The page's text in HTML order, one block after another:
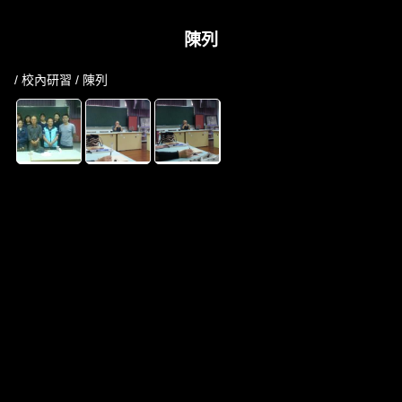
陳列
/ 校內研習 / 陳列